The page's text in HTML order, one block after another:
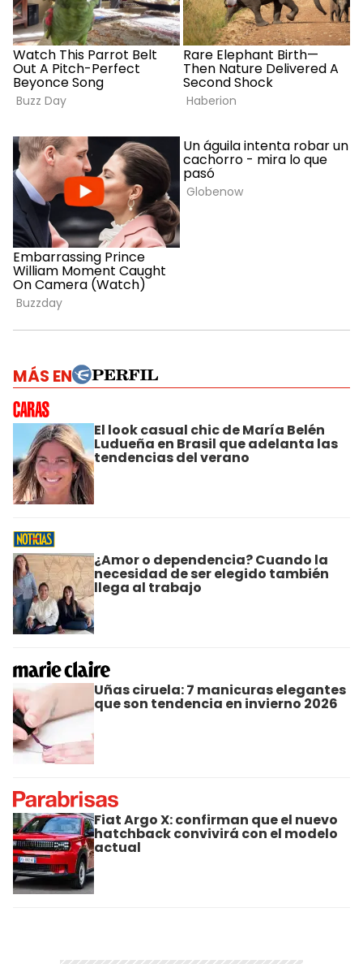
MÁS EN
El look casual chic de María Belén
Ludueña en Brasil que adelanta las
tendencias del verano
¿Amor o dependencia? Cuando la
necesidad de ser elegido también
llega al trabajo
Uñas ciruela: 7 manicuras elegantes
que son tendencia en invierno 2026
Fiat Argo X: confirman que el nuevo
hatchback convivirá con el modelo
actual